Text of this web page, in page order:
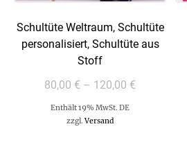
Schultüte Weltraum, Schultüte
personalisiert, Schultüte aus
Stoff
80,00 € – 120,00 €
Enthält 19% MwSt. DE
zzgl.Versand